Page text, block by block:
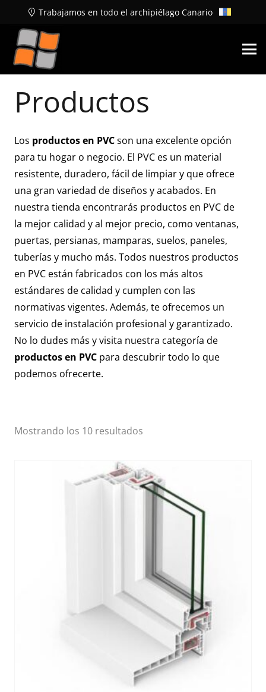
Trabajamos en todo el archipiélago Canario
Productos
Los productos en PVCson una excelente opción
para tu hogar o negocio. El PVC es un material
resistente, duradero, fácil de limpiar y que ofrece
una gran variedad de diseños y acabados. En
nuestra tienda encontrarás productos en PVC de
la mejor calidad y al mejor precio, como ventanas,
puertas, persianas, mamparas, suelos, paneles,
tuberías y mucho más. Todos nuestros productos
en PVC están fabricados con los más altos
estándares de calidad y cumplen con las
normativas vigentes. Además, te ofrecemos un
servicio de instalación profesional y garantizado.
No lo dudes más y visita nuestra categoría de
productos en PVC para descubrir todo lo que
podemos ofrecerte.
Mostrando los 10 resultados